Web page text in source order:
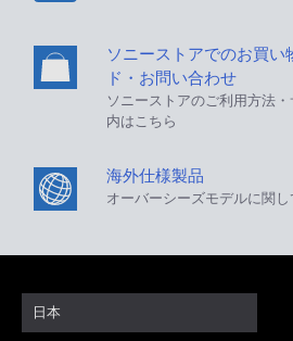
ソニーストアでのお買い
ド・お問い合わせ
ソニーストアのご利用方法
内はこちら
海外仕様製品
オーバーシーズモデルに関
日本